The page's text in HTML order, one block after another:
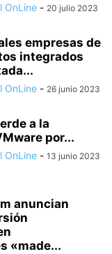
OnLine - 20 julio 2023
empresas de
integrados
OnLine - 26 junio 2023
a la
por...
OnLine - 13 junio 2023
anuncian
«made...